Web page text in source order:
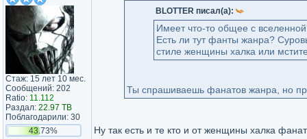
Стаж: 15 лет 10 мес.
Сообщений: 202
Ratio: 11.112
Раздал: 22.97 TB
Поблагодарили: 30
43.73%
BLOTTER писал(а):
Имеет что-то общее с
Есть ли тут фанты жанра?
стиле женщины халка или
Ты спрашиваешь фанатов жанра, но
Ну так есть и те кто и от женщины халка